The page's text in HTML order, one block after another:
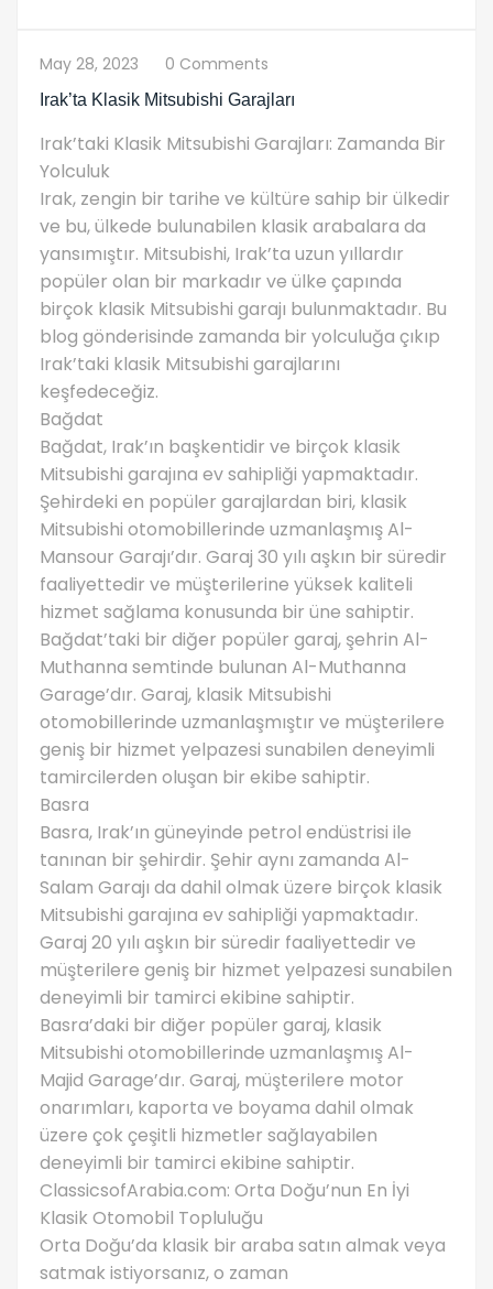
May 28, 2023 0 Comments
Irak’ta Klasik Mitsubishi Garajları
Irak’taki Klasik Mitsubishi Garajları: Zamanda Bir
Yolculuk
Irak, zengin bir tarihe ve kültüre sahip bir ülkedir
ve bu, ülkede bulunabilen klasik arabalara da
yansımıştır. Mitsubishi, Irak’ta uzun yıllardır
popüler olan bir markadır ve ülke çapında
birçok klasik Mitsubishi garajı bulunmaktadır. Bu
blog gönderisinde zamanda bir yolculuğa çıkıp
Irak’taki klasik Mitsubishi garajlarını
keşfedeceğiz.
Bağdat
Bağdat, Irak’ın başkentidir ve birçok klasik
Mitsubishi garajına ev sahipliği yapmaktadır.
Şehirdeki en popüler garajlardan biri, klasik
Mitsubishi otomobillerinde uzmanlaşmış Al-
Mansour Garajı’dır. Garaj 30 yılı aşkın bir süredir
faaliyettedir ve müşterilerine yüksek kaliteli
hizmet sağlama konusunda bir üne sahiptir.
Bağdat’taki bir diğer popüler garaj, şehrin Al-
Muthanna semtinde bulunan Al-Muthanna
Garage’dır. Garaj, klasik Mitsubishi
otomobillerinde uzmanlaşmıştır ve müşterilere
geniş bir hizmet yelpazesi sunabilen deneyimli
tamircilerden oluşan bir ekibe sahiptir.
Basra
Basra, Irak’ın güneyinde petrol endüstrisi ile
tanınan bir şehirdir. Şehir aynı zamanda Al-
Salam Garajı da dahil olmak üzere birçok klasik
Mitsubishi garajına ev sahipliği yapmaktadır.
Garaj 20 yılı aşkın bir süredir faaliyettedir ve
müşterilere geniş bir hizmet yelpazesi sunabilen
deneyimli bir tamirci ekibine sahiptir.
Basra’daki bir diğer popüler garaj, klasik
Mitsubishi otomobillerinde uzmanlaşmış Al-
Majid Garage’dır. Garaj, müşterilere motor
onarımları, kaporta ve boyama dahil olmak
üzere çok çeşitli hizmetler sağlayabilen
deneyimli bir tamirci ekibine sahiptir.
ClassicsofArabia.com: Orta Doğu’nun En İyi
Klasik Otomobil Topluluğu
Orta Doğu’da klasik bir araba satın almak veya
satmak istiyorsanız, o zaman